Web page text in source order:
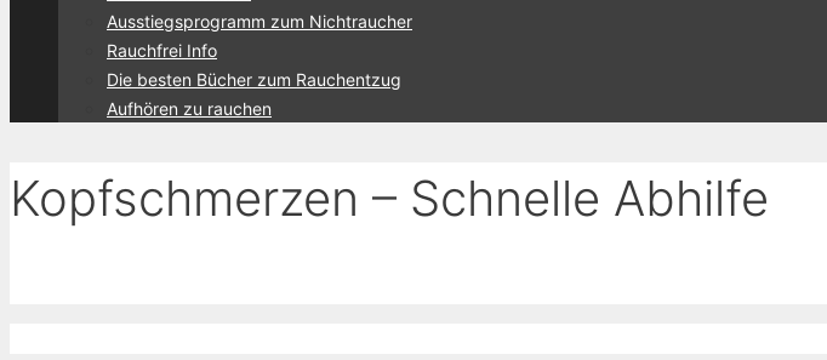
Ausstiegsprogramm zum Nichtraucher
Rauchfrei Info
Die besten Bücher zum Rauchentzug
Aufhören zu rauchen
Kopfschmerzen – Schnelle Abhilfe